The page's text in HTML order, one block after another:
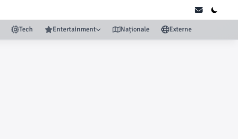
Tech Entertainment Naționale Externe